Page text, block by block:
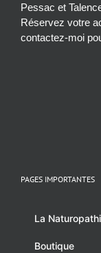
Pessac et
Réservez votre
contactez-moi
PAGES IMPORTANTES
La
Boutique